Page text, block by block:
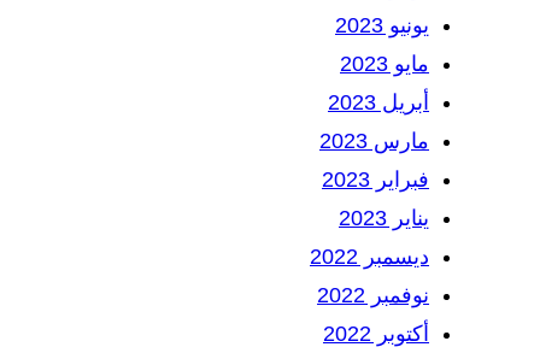
يونيو 2023
مايو 2023
أبريل 2023
مارس 2023
فبراير 2023
يناير 2023
ديسمبر 2022
نوفمبر 2022
أكتوبر 2022